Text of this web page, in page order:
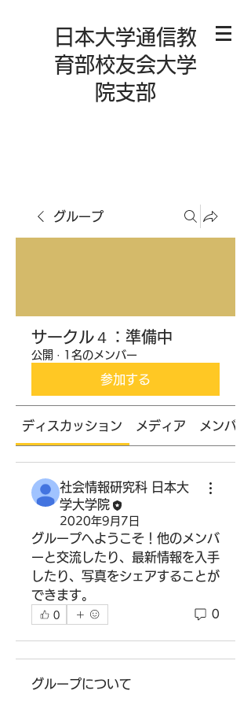
日本大学通信教
育部校友会大学
院支部
グループ
サークル４：準備中
公開 · 1名のメンバー
参加する
ディスカッション メディア メンバー
社会情報研究科 日本大
学大学院
2020年9月7日
グループへようこそ！他のメンバ
ーと交流したり、最新情報を入手
したり、写真をシェアすることが
できます。
0 0
グループについて